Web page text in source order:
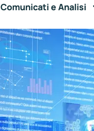
Comunicati e Analisi